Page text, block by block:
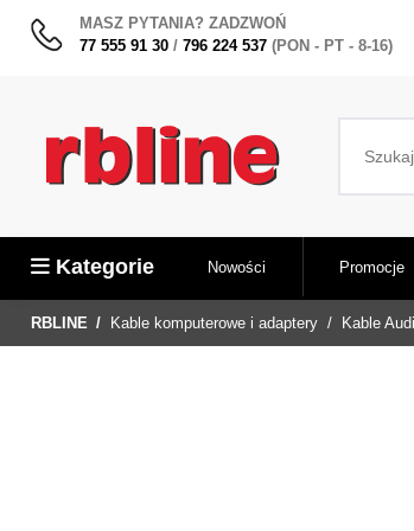
MASZ PYTANIA? ZADZWOŃ
77 555 91 30/ 796 224 537 (PON - PT - 8-16)
Kategorie Nowości Promocje
RBLINE Kable komputerowe i adaptery Kable